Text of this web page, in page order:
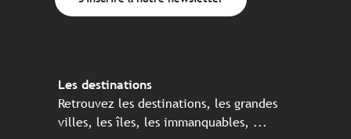
Les destinations
Retrouvez les destinations, les grandes
villes, les îles, les immanquables, ...